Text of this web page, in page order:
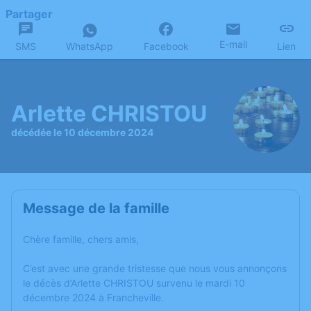
Partager
SMS WhatsApp Facebook E-mail Lien
Arlette CHRISTOU
décédée le 10 décembre 2024
Message de la famille
Chère famille, chers amis,
C’est avec une grande tristesse que nous vous annonçons
le décès d’Arlette CHRISTOU survenu le mardi 10
décembre 2024 à Francheville.